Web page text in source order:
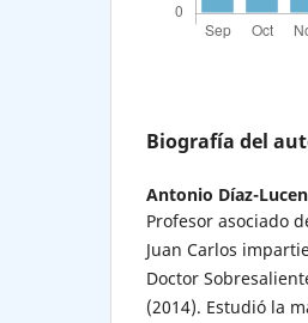
Biografía del
Antonio Díaz-
Profesor asociado
Juan Carlos
Doctor
(2014). Estudió la